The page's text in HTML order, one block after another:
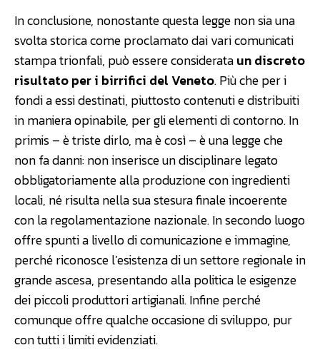
In conclusione, nonostante questa legge non sia una
svolta storica come proclamato dai vari comunicati
stampa trionfali, può essere considerataun discreto
risultato per i birrifici del Veneto. Più che per i
fondi a essi destinati, piuttosto contenuti e distribuiti
in maniera opinabile, per gli elementi di contorno. In
primis – è triste dirlo, ma è così – è una legge che
non fa danni: non inserisce un disciplinare legato
obbligatoriamente alla produzione con ingredienti
locali, né risulta nella sua stesura finale incoerente
con la regolamentazione nazionale. In secondo luogo
offre spunti a livello di comunicazione e immagine,
perché riconosce l’esistenza di un settore regionale in
grande ascesa, presentando alla politica le esigenze
dei piccoli produttori artigianali. Infine perché
comunque offre qualche occasione di sviluppo, pur
con tutti i limiti evidenziati.